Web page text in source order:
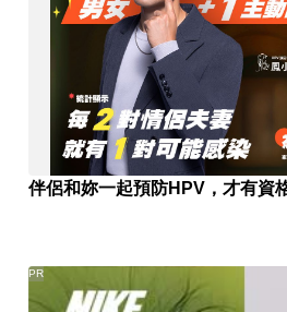
伴侶和妳一起預防HPV，才有資
PR